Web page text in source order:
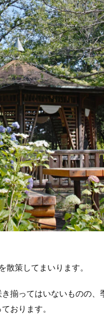
策してまいります。
揃ってはいないものの、
おります。